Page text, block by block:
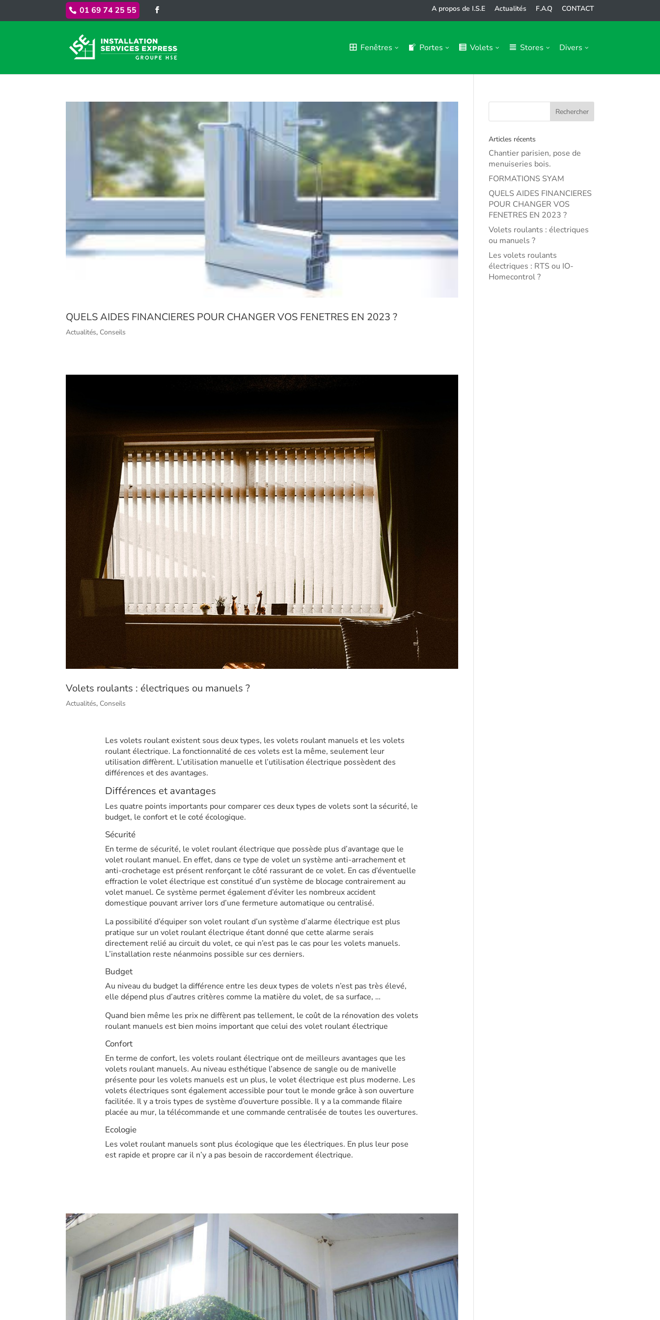
01 69 74 25 55 A propos de I.S.E Actualités F.A.Q CONTACT
Fenêtres Portes Volets Stores Divers
QUELS AIDES FINANCIERES POUR CHANGER VOS FENETRES EN 2023 ?
Actualités, Conseils
Volets roulants : électriques ou manuels ?
Actualités, Conseils
Les volets roulant existent sous deux types, les volets roulant manuels et les volets
roulant électrique. La fonctionnalité de ces volets est la même, seulement leur
utilisation diffèrent. L’utilisation manuelle et l’utilisation électrique possèdent des
différences et des avantages.
Différences et avantages
Les quatre points importants pour comparer ces deux types de volets sont la sécurité, le
budget, le confort et le coté écologique.
Sécurité
En terme de sécurité, le volet roulant électrique que possède plus d’avantage que le
volet roulant manuel. En effet, dans ce type de volet un système anti-arrachement et
anti-crochetage est présent renforçant le côté rassurant de ce volet. En cas d’éventuelle
effraction le volet électrique est constitué d’un système de blocage contrairement au
volet manuel. Ce système permet également d’éviter les nombreux accident
domestique pouvant arriver lors d’une fermeture automatique ou centralisé.
La possibilité d’équiper son volet roulant d’un système d’alarme électrique est plus
pratique sur un volet roulant électrique étant donné que cette alarme serais
directement relié au circuit du volet, ce qui n’est pas le cas pour les volets manuels.
L’installation reste néanmoins possible sur ces derniers.
Budget
Au niveau du budget la différence entre les deux types de volets n’est pas très élevé,
elle dépend plus d’autres critères comme la matière du volet, de sa surface, …
Quand bien même les prix ne diffèrent pas tellement, le coût de la rénovation des volets
roulant manuels est bien moins important que celui des volet roulant électrique
Confort
En terme de confort, les volets roulant électrique ont de meilleurs avantages que les
volets roulant manuels. Au niveau esthétique l’absence de sangle ou de manivelle
présente pour les volets manuels est un plus, le volet électrique est plus moderne. Les
volets électriques sont également accessible pour tout le monde grâce à son ouverture
facilitée. Il y a trois types de système d’ouverture possible. Il y a la commande filaire
placée au mur, la télécommande et une commande centralisée de toutes les ouvertures.
Ecologie
Les volet roulant manuels sont plus écologique que les électriques. En plus leur pose
est rapide et propre car il n’y a pas besoin de raccordement électrique.
Articles récents
Chantier parisien, pose de
menuiseries bois.
FORMATIONS SYAM
QUELS AIDES FINANCIERES
POUR CHANGER VOS
FENETRES EN 2023 ?
Volets roulants : électriques
ou manuels ?
Les volets roulants
électriques : RTS ou IO-
Homecontrol ?